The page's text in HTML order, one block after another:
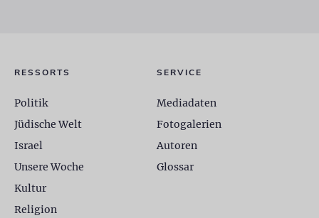
RESSORTS
Politik
Jüdische Welt
Israel
Unsere Woche
Kultur
Religion
SERVICE
Mediadaten
Fotogalerien
Autoren
Glossar